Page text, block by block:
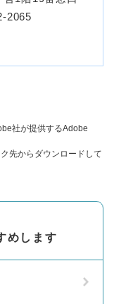
2065
社が提供するAdobe
先からダウンロードして
めします